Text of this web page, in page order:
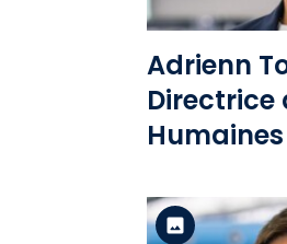
Adrienn
Directrice